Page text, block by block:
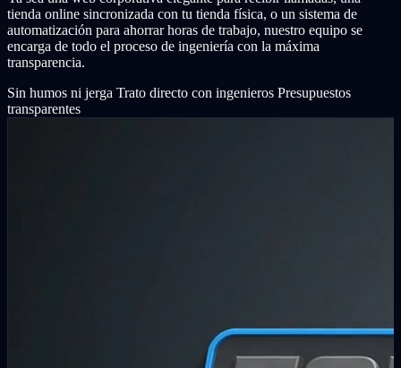
tienda online sincronizada con tu tienda física, o un sistema de
automatización para ahorrar horas de trabajo, nuestro equipo se
encarga de todo el proceso de ingeniería con la máxima
transparencia.
Sin humos ni jerga Trato directo con ingenieros Presupuestos
transparentes